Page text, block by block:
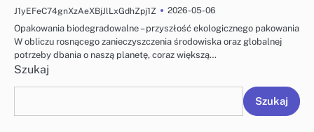
J1yEFeC74gnXzAeXBjJlLxGdhZpj1Z
2026-05-06
Opakowania biodegradowalne – przyszłość ekologicznego pakowania
W obliczu rosnącego zanieczyszczenia środowiska oraz globalnej
potrzeby dbania o naszą planetę, coraz większą…
Szukaj
Szukaj